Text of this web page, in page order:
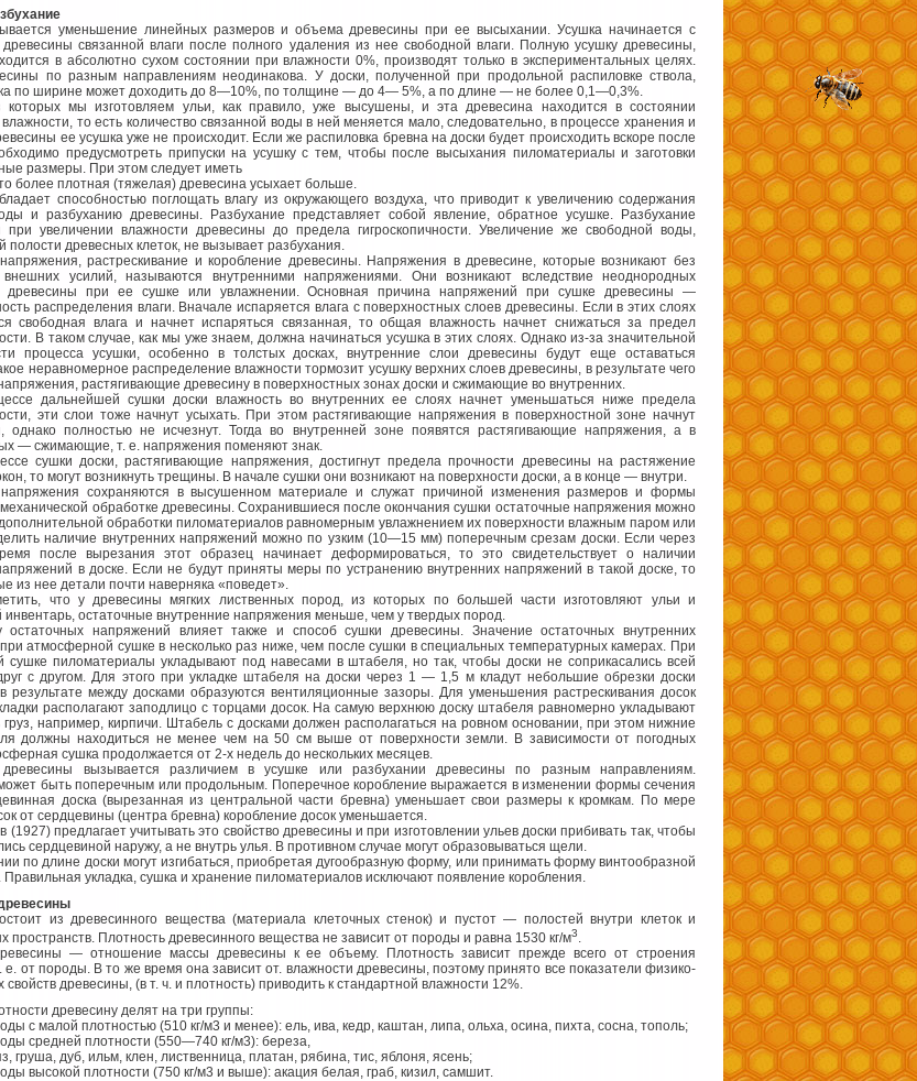
уменьшение линейных размеров и объема древесины при ее высыхании. Усушка начинается с
связанной влаги после полного удаления из нее свободной влаги. Полную усушку древесины,
в абсолютно сухом состоянии при влажности 0%, производят только в экспериментальных целях.
по разным направлениям неодинакова. У доски, полученной при продольной распиловке ствола,
по ширине может доходить до 8—10%, по толщине — до 4— 5%, а по длине — не более 0,1—0,3%.
которых мы изготовляем ульи, как правило, уже высушены, и эта древесина находится в состоянии
то есть количество связанной воды в ней меняется мало, следовательно, в процессе хранения и
ее усушка уже не происходит. Если же распиловка бревна на доски будет происходить вскоре после
предусмотреть припуски на усушку с тем, чтобы после высыхания пиломатериалы и заготовки
размеры. При этом следует иметь
более плотная (тяжелая) древесина усыхает больше.
способностью поглощать влагу из окружающего воздуха, что приводит к увеличению содержания
и разбуханию древесины. Разбухание представляет собой явление, обратное усушке. Разбухание
при увеличении влажности древесины до предела гигроскопичности. Увеличение же свободной воды,
древесных клеток, не вызывает разбухания.
растрескивание и коробление древесины. Напряжения в древесине, которые возникают без
усилий, называются внутренними напряжениями. Они возникают вследствие неоднородных
древесины при ее сушке или увлажнении. Основная причина напряжений при сушке древесины —
распределения влаги. Вначале испаряется влага с поверхностных слоев древесины. Если в этих слоях
свободная влага и начнет испаряться связанная, то общая влажность начнет снижаться за предел
В таком случае, как мы уже знаем, должна начинаться усушка в этих слоях. Однако из-за значительной
процесса усушки, особенно в толстых досках, внутренние слои древесины будут еще оставаться
неравномерное распределение влажности тормозит усушку верхних слоев древесины, в результате чего
растягивающие древесину в поверхностных зонах доски и сжимающие во внутренних.
дальнейшей сушки доски влажность во внутренних ее слоях начнет уменьшаться ниже предела
эти слои тоже начнут усыхать. При этом растягивающие напряжения в поверхностной зоне начнут
однако полностью не исчезнут. Тогда во внутренней зоне появятся растягивающие напряжения, а в
— сжимающие, т. е. напряжения поменяют знак.
сушки доски, растягивающие напряжения, достигнут предела прочности древесины на растяжение
то могут возникнуть трещины. В начале сушки они возникают на поверхности доски, а в конце — внутри.
напряжения сохраняются в высушенном материале и служат причиной изменения размеров и формы
обработке древесины. Сохранившиеся после окончания сушки остаточные напряжения можно
обработки пиломатериалов равномерным увлажнением их поверхности влажным паром или
наличие внутренних напряжений можно по узким (10—15 мм) поперечным срезам доски. Если через
после вырезания этот образец начинает деформироваться, то это свидетельствует о наличии
в доске. Если не будут приняты меры по устранению внутренних напряжений в такой доске, то
из нее детали почти наверняка «поведет».
что у древесины мягких лиственных пород, из которых по большей части изготовляют ульи и
остаточные внутренние напряжения меньше, чем у твердых пород.
остаточных напряжений влияет также и способ сушки древесины. Значение остаточных внутренних
атмосферной сушке в несколько раз ниже, чем после сушки в специальных температурных камерах. При
сушке пиломатериалы укладывают под навесами в штабеля, но так, чтобы доски не соприкасались всей
с другом. Для этого при укладке штабеля на доски через 1 — 1,5 м кладут небольшие обрезки доски
результате между досками образуются вентиляционные зазоры. Для уменьшения растрескивания досок
располагают заподлицо с торцами досок. На самую верхнюю доску штабеля равномерно укладывают
груз, например, кирпичи. Штабель с досками должен располагаться на ровном основании, при этом нижние
должны находиться не менее чем на 50 см выше от поверхности земли. В зависимости от погодных
сушка продолжается от 2-х недель до нескольких месяцев.
древесины вызывается различием в усушке или разбухании древесины по разным направлениям.
быть поперечным или продольным. Поперечное коробление выражается в изменении формы сечения
доска (вырезанная из центральной части бревна) уменьшает свои размеры к кромкам. По мере
от сердцевины (центра бревна) коробление досок уменьшается.
(1927) предлагает учитывать это свойство древесины и при изготовлении ульев доски прибивать так, чтобы
сердцевиной наружу, а не внутрь улья. В противном случае могут образовываться щели.
по длине доски могут изгибаться, приобретая дугообразную форму, или принимать форму винтообразной
Правильная укладка, сушка и хранение пиломатериалов исключают появление коробления.
из древесинного вещества (материала клеточных стенок) и пустот — полостей внутри клеток и
пространств. Плотность древесинного вещества не зависит от породы и равна 1530 кг/м3.
— отношение массы древесины к ее объему. Плотность зависит прежде всего от строения
е. от породы. В то же время она зависит от. влажности древесины, поэтому принято все показатели физико-
свойств древесины, (в т. ч. и плотность) приводить к стандартной влажности 12%.
древесину делят на три группы:
с малой плотностью (510 кг/м3 и менее): ель, ива, кедр, каштан, липа, ольха, осина, пихта, сосна, тополь;
средней плотности (550—740 кг/м3): береза,
груша, дуб, ильм, клен, лиственница, платан, рябина, тис, яблоня, ясень;
высокой плотности (750 кг/м3 и выше): акация белая, граб, кизил, самшит.